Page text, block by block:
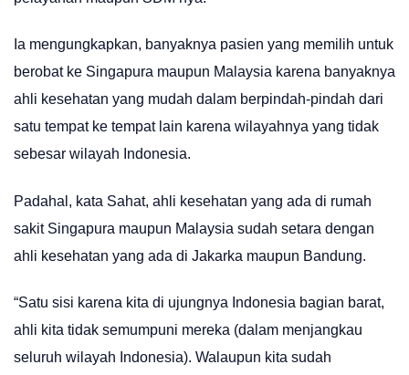
Ia mengungkapkan, banyaknya pasien yang memilih untuk
berobat ke Singapura maupun Malaysia karena banyaknya
ahli kesehatan yang mudah dalam berpindah-pindah dari
satu tempat ke tempat lain karena wilayahnya yang tidak
sebesar wilayah Indonesia.
Padahal, kata Sahat, ahli kesehatan yang ada di rumah
sakit Singapura maupun Malaysia sudah setara dengan
ahli kesehatan yang ada di Jakarka maupun Bandung.
“Satu sisi karena kita di ujungnya Indonesia bagian barat,
ahli kita tidak semumpuni mereka (dalam menjangkau
seluruh wilayah Indonesia). Walaupun kita sudah